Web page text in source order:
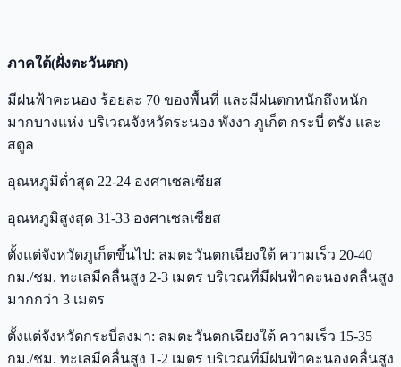
ภาคใต้(ฝั่งตะวันตก)
มีฝนฟ้าคะนอง ร้อยละ 70 ของพื้นที่ และมีฝนตกหนักถึงหนัก
มากบางแห่ง บริเวณจังหวัดระนอง พังงา ภูเก็ต กระบี่ ตรัง และ
สตูล
อุณหภูมิต่ำสุด 22-24 องศาเซลเซียส
อุณหภูมิสูงสุด 31-33 องศาเซลเซียส
ตั้งแต่จังหวัดภูเก็ตขึ้นไป: ลมตะวันตกเฉียงใต้ ความเร็ว 20-40
กม./ชม. ทะเลมีคลื่นสูง 2-3 เมตร บริเวณที่มีฝนฟ้าคะนองคลื่นสูง
มากกว่า 3 เมตร
ตั้งแต่จังหวัดกระบี่ลงมา: ลมตะวันตกเฉียงใต้ ความเร็ว 15-35
กม./ชม. ทะเลมีคลื่นสูง 1-2 เมตร บริเวณที่มีฝนฟ้าคะนองคลื่นสูง